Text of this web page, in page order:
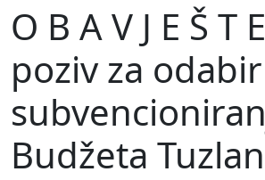
O B A V J E Š
poziv za
Budžeta